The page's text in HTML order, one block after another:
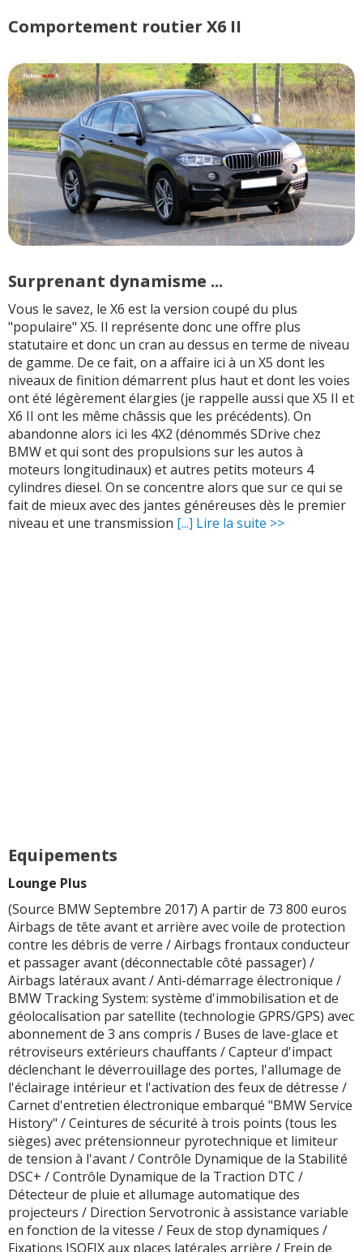
Comportement routier X6 II
Surprenant dynamisme ...
Vous le savez, le X6 est la version coupé du plus
"populaire" X5. Il représente donc une offre plus
statutaire et donc un cran au dessus en terme de niveau
de gamme. De ce fait, on a affaire ici à un X5 dont les
niveaux de finition démarrent plus haut et dont les voies
ont été légèrement élargies (je rappelle aussi que X5 II et
X6 II ont les même châssis que les précédents). On
abandonne alors ici les 4X2 (dénommés SDrive chez
BMW et qui sont des propulsions sur les autos à
moteurs longitudinaux) et autres petits moteurs 4
cylindres diesel. On se concentre alors que sur ce qui se
fait de mieux avec des jantes généreuses dès le premier
niveau et une transmission [...] Lire la suite >>
Equipements
Lounge Plus
(Source BMW Septembre 2017) A partir de 73 800 euros
Airbags de tête avant et arrière avec voile de protection
contre les débris de verre / Airbags frontaux conducteur
et passager avant (déconnectable côté passager) /
Airbags latéraux avant / Anti-démarrage électronique /
BMW Tracking System: système d'immobilisation et de
géolocalisation par satellite (technologie GPRS/GPS) avec
abonnement de 3 ans compris / Buses de lave-glace et
rétroviseurs extérieurs chauffants / Capteur d'impact
déclenchant le déverrouillage des portes, l'allumage de
l'éclairage intérieur et l'activation des feux de détresse /
Carnet d'entretien électronique embarqué "BMW Service
History" / Ceintures de sécurité à trois points (tous les
sièges) avec prétensionneur pyrotechnique et limiteur
de tension à l'avant / Contrôle Dynamique de la Stabilité
DSC+ / Contrôle Dynamique de la Traction DTC /
Détecteur de pluie et allumage automatique des
projecteurs / Direction Servotronic à assistance variable
en fonction de la vitesse / Feux de stop dynamiques /
Fixations ISOFIX aux places latérales arrière / Frein de